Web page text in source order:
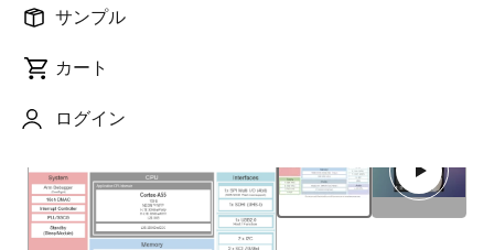
サンプル
カート
ログイン
製品ツリー
Close
tree
Open
tree